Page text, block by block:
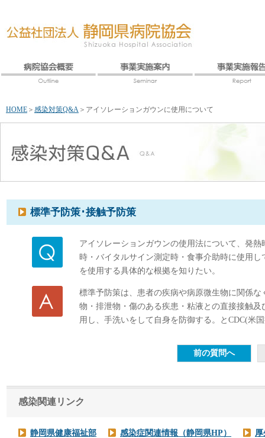
HOME ＞ 感染対策Q&A ＞ アイソレーションガウンに使用について
標準予防策･接触予防策
アイソレーションガウンの使用法について、発
時・バイタルサイン測定時・食事介助時に使用
を使用する具体的な根拠を知りたい。
標準予防策は、患者の疾病や病原微生物に関係
物・排泄物・傷のある疾患・粘液との直接接触
用し、手洗いをして自身を防御する。とCDC(米
感染関連リンク
静岡県健康福祉部 感染症関連情報（静岡県HP）